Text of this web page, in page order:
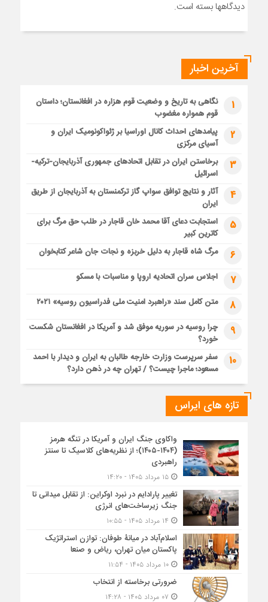
دیدگاهها بسته است.
آخرین اخبار
1
نگاهی به تاریخ و وضعیت قوم هزاره در افغانستان؛ داستان
قوم همواره مغضوب
2
پیامدهای احداث کانال اوراسیا بر ژئواکونومیک ایران و
آسیای مرکزی
3
برخاستن ایران در تقابل اتحادهای جمهوری آذربایجان-ترکیه-
اسرائیل
4
آثار و نتایج توافق سواپ گاز ترکمنستان به آذربایجان از طریق
ایران
5
استجابت دعای آقا محمد خان قاجار در طلب حق مرگ برای
کاترین کبیر
6 مرگ شاه قاجار به دلیل خربزه و نجات جان شاعر کتابخوان
7 اجلاس سران اتحادیه اروپا و مناسبات با مسکو
8 متن کامل سند «راهبرد امنیت ملی فدراسیون روسیه» ۲۰۲۱
9
چرا روسیه در سوریه موفق شد و آمریکا در افغانستان شکست
خورد؟
10
سفر سرپرست وزارت خارجه طالبان به ایران و دیدار با احمد
مسعود؛ ماجرا چیست؟ / تهران چه در ذهن دارد؟
تازه های ایراس
واکاوی جنگ ایران و آمریکا در تنگه هرمز
(۱۴۰۴-۱۴۰۵)؛ از نظریه‌های کلاسیک تا سنتز
راهبردی
۱۵ مرداد ۱۴۰۵ - ۱۴:۲۰
تغییر پارادایم در نبرد اوکراین: از تقابل میدانی تا
جنگ زیرساخت‌های انرژی
اسلام‌آباد در میانۀ طوفان: توازن استراتژیک
پاکستان میان تهران، ریاض و صنعا
۱۰ مرداد ۱۴۰۵ - ۱۱:۵۴
ضرورتی برخاسته از انتخاب